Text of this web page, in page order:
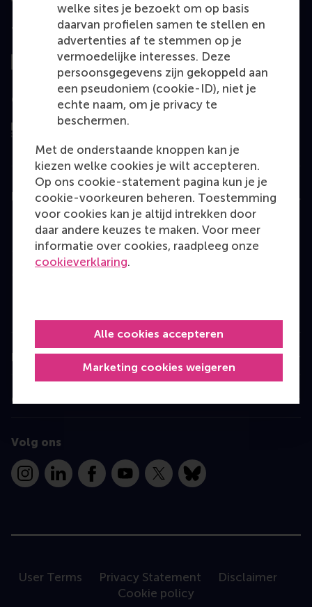
welke sites je bezoekt om op basis
daarvan profielen samen te stellen en
advertenties af te stemmen op je
vermoedelijke interesses. Deze
persoonsgegevens zijn gekoppeld aan
een pseudoniem (cookie-ID), niet je
echte naam, om je privacy te
beschermen.
Met de onderstaande knoppen kan je
kiezen welke cookies je wilt accepteren.
Op ons cookie-statement pagina kun je je
cookie-voorkeuren beheren. Toestemming
voor cookies kan je altijd intrekken door
daar andere keuzes te maken. Voor meer
informatie over cookies, raadpleeg onze
cookieverklaring.
Marketing cookies weigeren
Alle cookies accepteren
Top gerangschikt
Geëvalueerd door
Education
Bachelor
Master
MBA
Programme finder
Information for
Contact
Volg ons
InstagramLinkedInFacebookYouTube
X Bluesky
User Terms Privacy Statement
Disclaimer
Cookie policy